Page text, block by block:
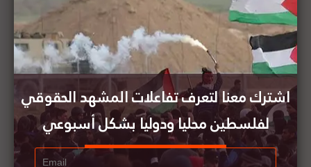
1 ديسمبر/كانون الأول: قرار أممي حول فلسطين صدر
في مثل هذا اليوم
محكمة إسرائيلية ترفض تقديم الخدمات لطلاب
مدارس عربية في إسرائيل بحجة حماية "الطابع
اشترك معنا لتعرف تفاعلات المشهد الحقوقي
لفلسطين محليا ودوليا بشكل أسبوعي